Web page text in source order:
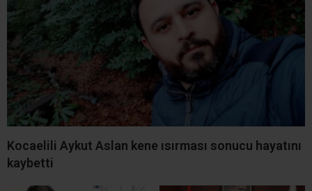
Kocaelili Aykut Aslan kene ısırması sonucu hayatını
kaybetti